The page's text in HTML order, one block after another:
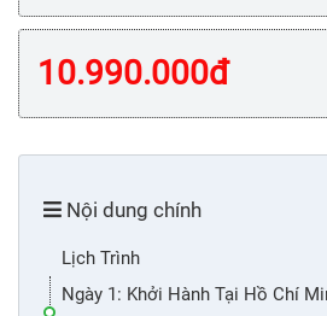
10.990.000đ
Nội dung chính
Lịch Trình
Ngày 1: Khởi Hành Tại Hồ Chí